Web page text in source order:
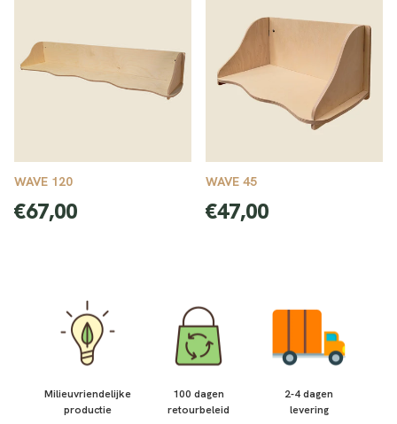
WAVE 120
Normale
€67,00
WAVE 45
Normale
€47,00
Milieuvriendelijke
productie
100 dagen
retourbeleid
2-4 dagen
levering